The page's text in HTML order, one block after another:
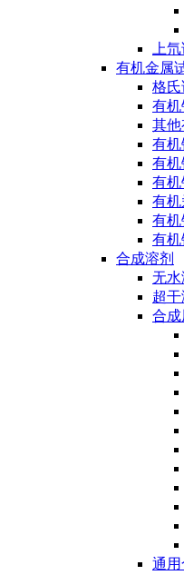
上
有机金属
格氏
有机
其他
有机
有机
有机
有机
有机
有机
合成溶剂
无水
超干
合
通用